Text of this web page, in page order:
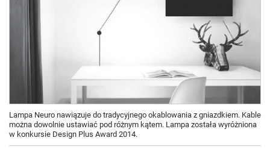
Lampa Neuro nawiązuje do tradycyjnego okablowania z gniazdkiem. Kable
można dowolnie ustawiać pod różnym kątem. Lampa została wyróżniona
w konkursie Design Plus Award 2014.